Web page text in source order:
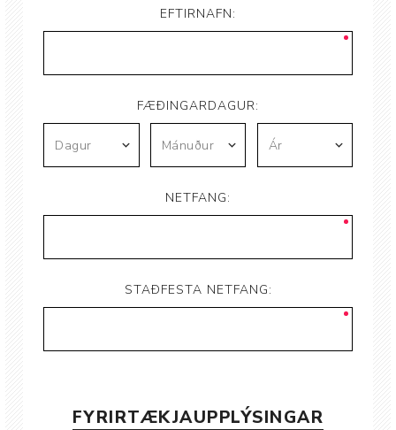
EFTIRNAFN:
FÆÐINGARDAGUR:
NETFANG:
STAÐFESTA NETFANG:
FYRIRTÆKJAUPPLÝSINGAR